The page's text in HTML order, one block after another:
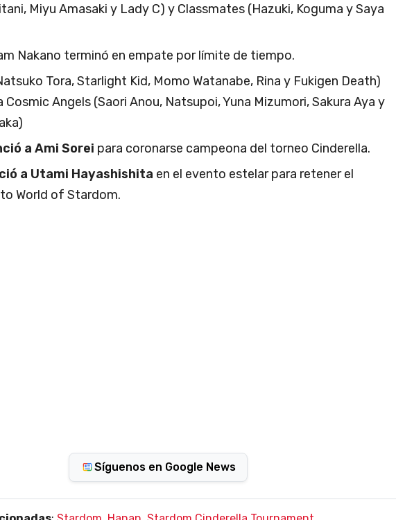
Miyu Amasaki y Lady C) y Classmates (Hazuki, Koguma y Saya
Nakano terminó en empate por límite de tiempo.
Tora, Starlight Kid, Momo Watanabe, Rina y Fukigen Death)
Cosmic Angels (Saori Anou, Natsupoi, Yuna Mizumori, Sakura Aya y
a Ami Sorei para coronarse campeona del torneo Cinderella.
a Utami Hayashishita en el evento estelar para retener el
World of Stardom.
Síguenos en Google News